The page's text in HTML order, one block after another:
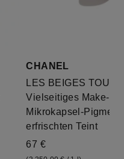
CHANEL
LES BEIGES
Vielseitiges Make-up
Mikrokapsel-
erfrischten Teint
67 €